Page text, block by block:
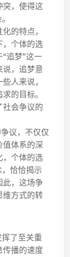
突，使得这
的特点，
，个体的选
追梦”这一
说，追梦意
人来说，
的目标。
社会争议的
议，不仅仅
值体系的深
，个体的选
恰恰揭示
此，这场争
维方式的转
了至关重
传播的速度